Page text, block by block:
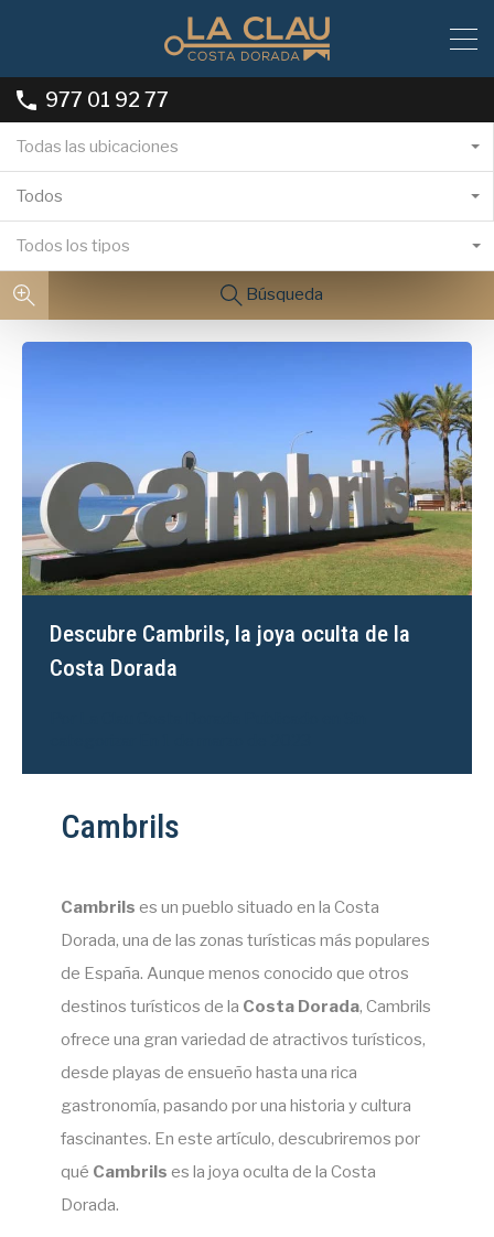
977 01 92 77
Todas las ubicaciones
Todos
Todos los tipos
Búsqueda
Descubre Cambrils, la joya oculta de la
Costa Dorada
Cambrils
Cambrils es un pueblo situado en la Costa
Dorada, una de las zonas turísticas más populares
de España. Aunque menos conocido que otros
destinos turísticos de la Costa Dorada, Cambrils
ofrece una gran variedad de atractivos turísticos,
desde playas de ensueño hasta una rica
gastronomía, pasando por una historia y cultura
fascinantes. En este artículo, descubriremos por
qué Cambrils es la joya oculta de la Costa
Dorada.